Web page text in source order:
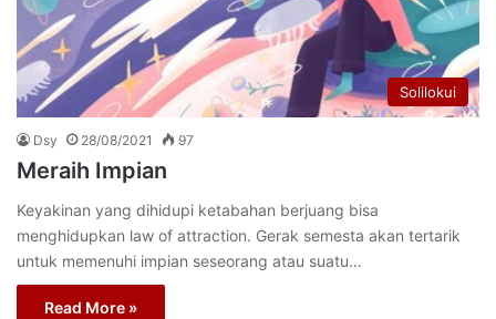
Solilokui
Dsy 28/08/2021 97
Meraih Impian
Keyakinan yang dihidupi ketabahan berjuang bisa
menghidupkan law of attraction. Gerak semesta akan tertarik
untuk memenuhi impian seseorang atau suatu…
Read More »